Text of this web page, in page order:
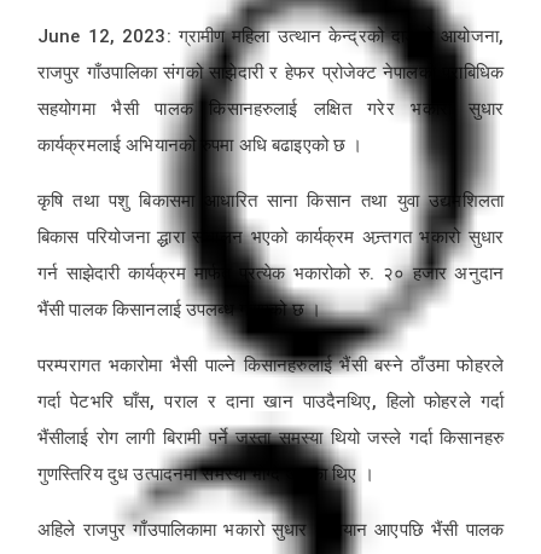
June 12, 2023: ग्रामीण महिला उत्थान केन्द्रको दाङको आयोजना,
राजपुर गाँउपालिका संगको साझेदारी र हेफर प्रोजेक्ट नेपालको प्राबिधिक
सहयोगमा भैसी पालक किसानहरुलाई लक्षित गरेर भकारो सुधार
कार्यक्रमलाई अभियानको रुपमा अधि बढाइएको छ ।
कृषि तथा पशु बिकासमा आधारित साना किसान तथा युवा उद्यमशिलता
बिकास परियोजना द्धारा संचालन भएको कार्यक्रम अन्र्तगत भकारो सुधार
गर्न साझेदारी कार्यक्रम मार्फत प्रत्येक भकारोको रु. २० हजार अनुदान
भैंसी पालक किसानलाई उपलब्ध गराएको छ ।
परम्परागत भकारोमा भैसी पाल्ने किसानहरुलाई भैंसी बस्ने ठाँउमा फोहरले
गर्दा पेटभरि घाँस, पराल र दाना खान पाउदैनथिए, हिलो फोहरले गर्दा
भैंसीलाई रोग लागी बिरामी पर्ने जस्ता समस्या थियो जस्ले गर्दा किसानहरु
गुणस्तिरिय दुध उत्पादनमा समस्या भोग्दै आएका थिए ।
अहिले राजपुर गाँउपालिकामा भकारो सुधार अभियान आएपछि भैंसी पालक